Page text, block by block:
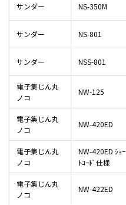
サンダー NS-350M
サンダー NS-801
サンダー NSS-801
電子集じん丸
ノコ
NW-125
電子集じん丸
ノコ
NW-420ED
電子集じん丸
ノコ
NW-420ED ｼｮｰ
ﾄｺｰﾄﾞ仕様
電子集じん丸
ノコ
NW-422ED